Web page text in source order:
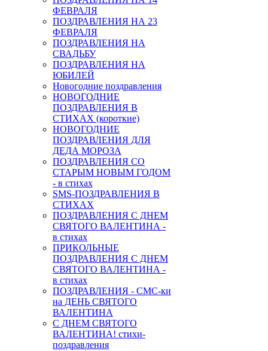
ФЕВРАЛЯ
ПОЗДРАВЛЕНИЯ НА 23
ФЕВРАЛЯ
ПОЗДРАВЛЕНИЯ НА
СВАДЬБУ
ПОЗДРАВЛЕНИЯ НА
ЮБИЛЕЙ
Новогодние поздравления
НОВОГОДНИЕ
ПОЗДРАВЛЕНИЯ В
СТИХАХ (короткие)
НОВОГОДНИЕ
ПОЗДРАВЛЕНИЯ ДЛЯ
ДЕДА МОРОЗА
ПОЗДРАВЛЕНИЯ СО
СТАРЫМ НОВЫМ ГОДОМ
- в стихах
SMS-ПОЗДРАВЛЕНИЯ В
СТИХАХ
ПОЗДРАВЛЕНИЯ С ДНЕМ
СВЯТОГО ВАЛЕНТИНА -
в стихах
ПРИКОЛЬНЫЕ
ПОЗДРАВЛЕНИЯ С ДНЕМ
СВЯТОГО ВАЛЕНТИНА -
в стихах
ПОЗДРАВЛЕНИЯ - СМС-ки
на ДЕНЬ СВЯТОГО
ВАЛЕНТИНА
С ДНЕМ СВЯТОГО
ВАЛЕНТИНА! стихи-
поздравления